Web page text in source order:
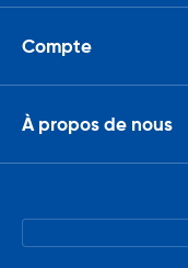
Compte
À propos de nous